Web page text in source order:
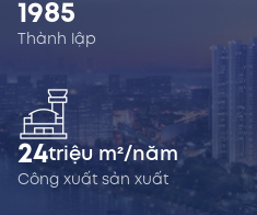
1985
Thành lập
24triệu m²/năm
Công xuất sản xuất